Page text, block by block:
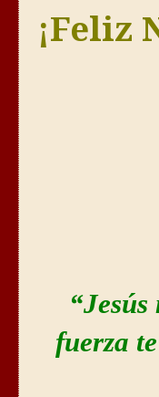
¡Feliz
fuerza